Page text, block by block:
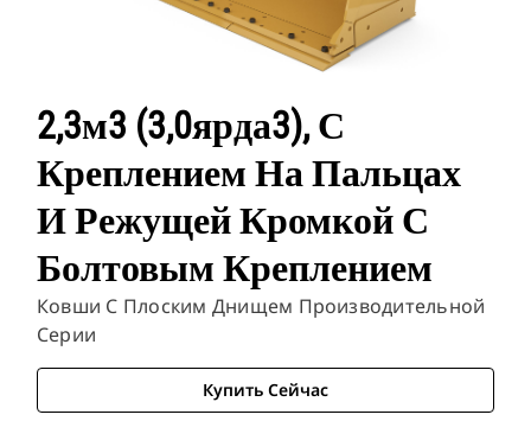
2,3м3 (3,0ярда3), С
Креплением На Пальцах
И Режущей Кромкой С
Болтовым Креплением
Ковши С Плоским Днищем Производительной
Серии
Купить Сейчас